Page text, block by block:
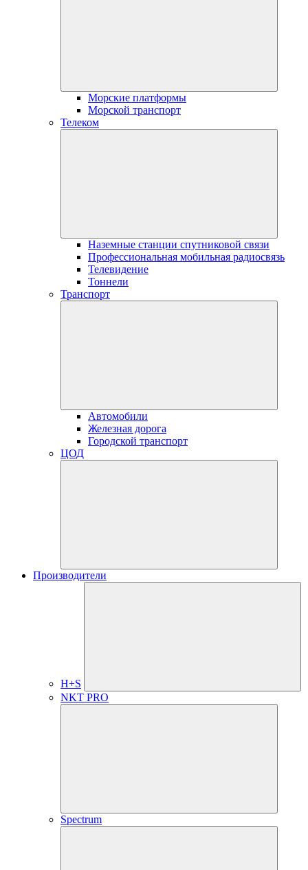
Морские платформы
Морской транспорт
Телеком
Наземные станции спутниковой связи
Профессиональная мобильная радиосвязь
Телевидение
Тоннели
Транспорт
Автомобили
Железная дорога
Городской транспорт
ЦОД
Производители
H+S
NKT PRO
Spectrum